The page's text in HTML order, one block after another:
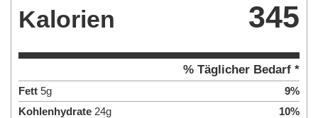
Kalorien 345
% Täglicher Bedarf *
Fett 5g 9%
Kohlenhydrate 24g 10%